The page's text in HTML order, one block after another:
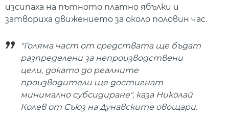
изсипаха на пътното платно ябълки и
затвориха движението за около половин час.
"Голяма част от средствата ще бъдат
разпределени за непроизводствени
цели, докато до реалните
производители ще достигнат
минимално субсидиране", каза Николай
Колев от Съюз на Дунавските овощари.